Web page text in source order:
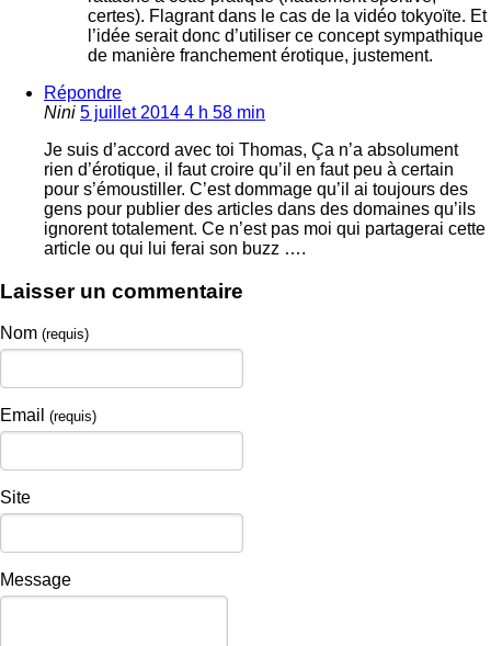
certes). Flagrant dans le cas de la vidéo tokyoïte. Et
l’idée serait donc d’utiliser ce concept sympathique
de manière franchement érotique, justement.
Répondre
Nini 5 juillet 2014 4 h 58 min
Je suis d’accord avec toi Thomas, Ça n’a absolument
rien d’érotique, il faut croire qu’il en faut peu à certain
pour s’émoustiller. C’est dommage qu’il ai toujours des
gens pour publier des articles dans des domaines qu’ils
ignorent totalement. Ce n’est pas moi qui partagerai cette
article ou qui lui ferai son buzz ….
Laisser un commentaire
Nom (requis)
Email (requis)
Site
Message